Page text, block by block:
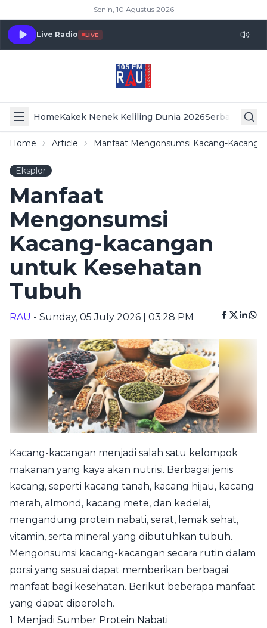
Senin, 10 Agustus 2026
Live Radio LIVE
HomeKakek Nenek Keliling Dunia 2026Serba Serbi
Home Article Manfaat Mengonsumsi Kacang-
Eksplor
Manfaat
Mengonsumsi
Kacang-kacangan
untuk Kesehatan
Tubuh
RAU - Sunday, 05 July 2026 | 03:28 PM
Kacang-kacangan menjadi salah satu kelompok
makanan yang kaya akan nutrisi. Berbagai jenis
kacang, seperti kacang tanah, kacang hijau, kacang
merah, almond, kacang mete, dan kedelai,
mengandung protein nabati, serat, lemak sehat,
vitamin, serta mineral yang dibutuhkan tubuh.
Mengonsumsi kacang-kacangan secara rutin dalam
porsi yang sesuai dapat memberikan berbagai
manfaat bagi kesehatan. Berikut beberapa manfaat
yang dapat diperoleh.
1. Menjadi Sumber Protein Nabati